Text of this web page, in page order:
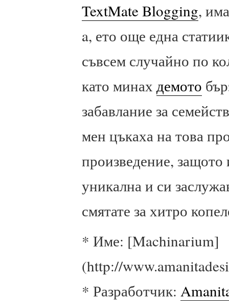
TextMate Blogging,
a, ето още една
съвсем случайно по
като минах демото
забавлание за
мен цъкаха на това
произведение, защото
уникална и си
смятате за хитро
* Име: [Machinarium]
(http://
* Разработчик: